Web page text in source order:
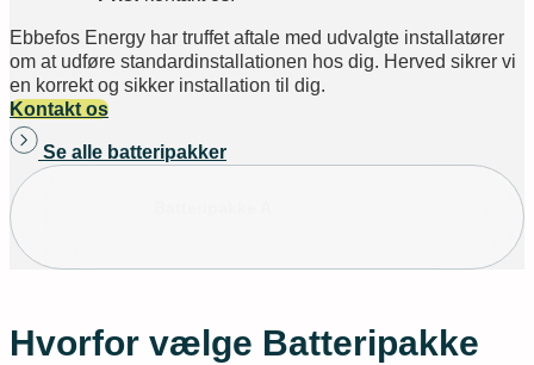
Ebbefos Energy har truffet aftale med udvalgte installatører
om at udføre standardinstallationen hos dig. Herved sikrer vi
en korrekt og sikker installation til dig.
Kontakt os
Se alle batteripakker
Hvorfor vælge Batteripakke